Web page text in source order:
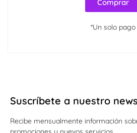
Comprar
*Un solo pago
Suscríbete a nuestro
Recibe mensualmente información